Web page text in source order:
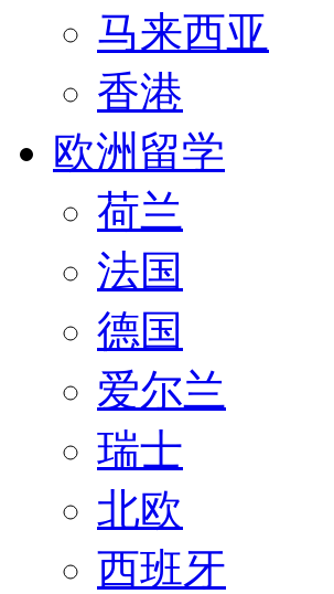
马来西亚
香港
欧洲留学
荷兰
法国
德国
爱尔兰
瑞士
北欧
西班牙